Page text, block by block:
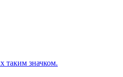
таким значком.